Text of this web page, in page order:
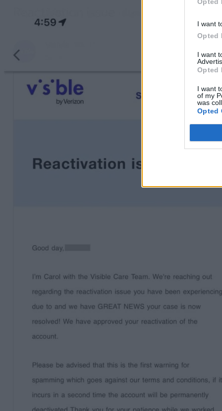
I want
Opted
I want
Opted
I want
of my
was
Opted